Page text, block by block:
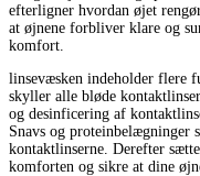
efterligner hvordan øjet
at øjnene forbliver klare og
komfort.
linsevæsken indeholder flere
skyller alle bløde
og desinficering af
Snavs og proteinbelægninger
kontaktlinserne. Derefter
komforten og sikre at dine